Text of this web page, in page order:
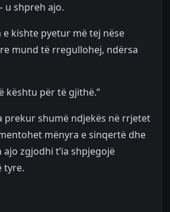
u shpreh ajo.
e kishte pyetur më tej nëse
mund të rregullohej, ndërsa
kështu për të gjithë.”
prekur shumë ndjekës në rrjetet
mënyra e sinqertë dhe
ajo zgjodhi t’ia shpjegojë
tyre.